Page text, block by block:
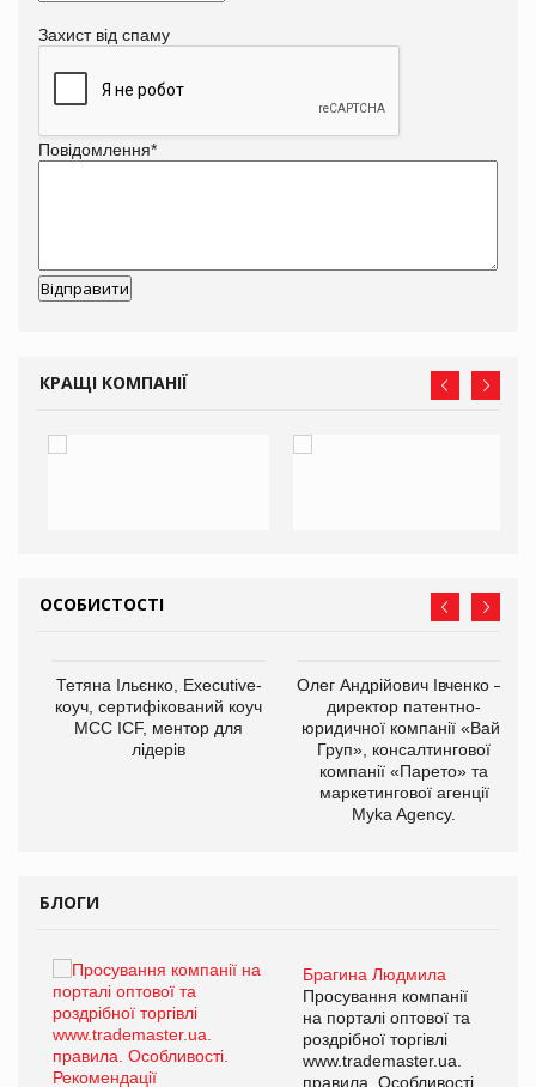
Захист від спаму
Повідомлення*
КРАЩІ КОМПАНІЇ
ОСОБИСТОСТІ
Тетяна Ільєнко, Executive-
коуч, сертифікований коуч
МСС ICF, ментор для
лідерів
Олег Андрійович Івченко —
директор патентно-
юридичної компанії «Вайз
Груп», консалтингової
компанії «Парето» та
маркетингової агенції
Myka Agency.
БЛОГИ
Брагина Людмила
Просування компанії
на порталі оптової та
роздрібної торгівлі
www.trademaster.ua.
правила. Особливості.